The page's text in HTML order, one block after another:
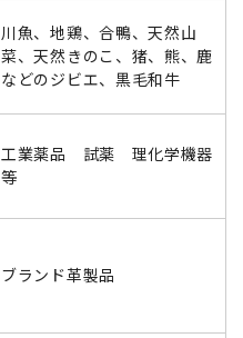
川魚、地鶏、合鴨、天然山
菜、天然きのこ、猪、熊、鹿
などのジビエ、黒毛和牛
工業薬品 試薬 理化学機器
等
ブランド革製品